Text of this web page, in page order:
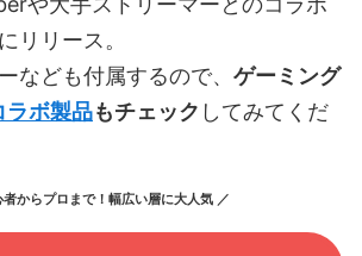
リリース。
なども付属するので、 ゲーミング
ラボ製品もチェック してみてくだ
者からプロまで！幅広い層に大人気 ／